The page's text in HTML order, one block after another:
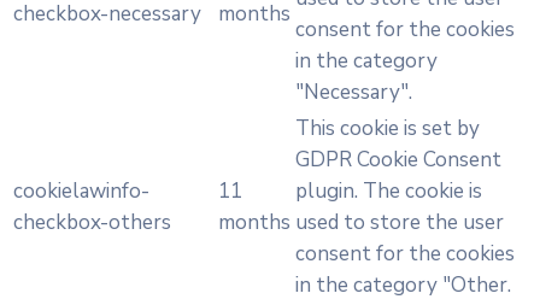
checkbox-necessary
months
consent for the cookies
in the category
"Necessary".
cookielawinfo-
checkbox-others
11
months
This cookie is set by
GDPR Cookie Consent
plugin. The cookie is
used to store the user
consent for the cookies
in the category "Other.